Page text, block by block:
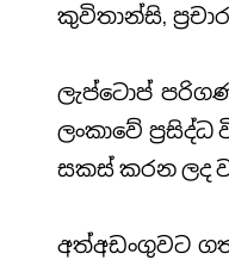
කුවිතාන්සි,
ලැප්ටොප්
ලංකාවේ
සකස් කරන ලද
අත්අඩංගුවට